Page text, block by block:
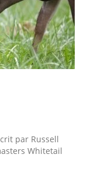
par Russell
Whitetail